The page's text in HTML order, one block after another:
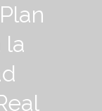
la